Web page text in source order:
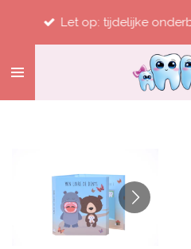
de
Let op: tijdelijke